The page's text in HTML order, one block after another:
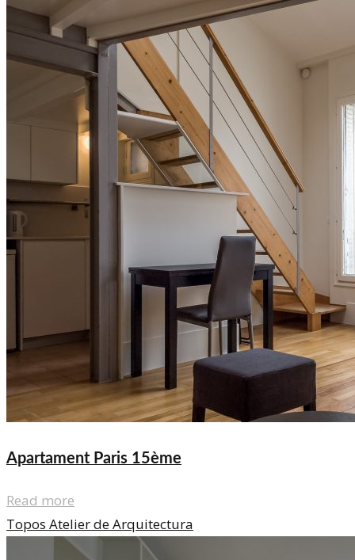
Apartament Paris 15ème
Read more
Topos Atelier de Arquitectura